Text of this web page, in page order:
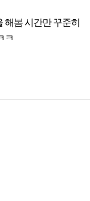
해봄 시간만 꾸준히
ㅋ